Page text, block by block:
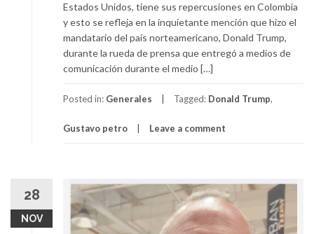
Estados Unidos, tiene sus repercusiones en Colombia
y esto se refleja en la inquietante mención que hizo el
mandatario del país norteamericano, Donald Trump,
durante la rueda de prensa que entregó a medios de
comunicación durante el medio […]
Posted in: Generales Tagged: Donald Trump,
Gustavo petro Leave a comment
28
NOV